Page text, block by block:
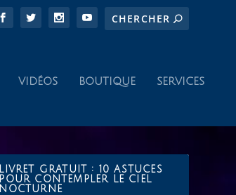
VIDÉOS BOUTIQUE SERVICES
LIVRET GRATUIT : 10 ASTUCES
POUR CONTEMPLER LE CIEL
NOCTURNE